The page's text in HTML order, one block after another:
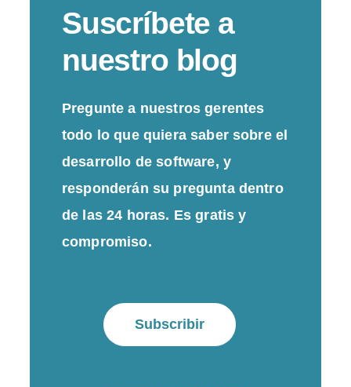
Suscríbete a
nuestro blog
Pregunte a nuestros gerentes
todo lo que quiera saber sobre el
desarrollo de software, y
responderán su pregunta dentro
de las 24 horas. Es gratis y
compromiso.
Subscribir